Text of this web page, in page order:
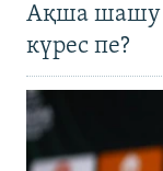
Ақша шашу
күрес пе?